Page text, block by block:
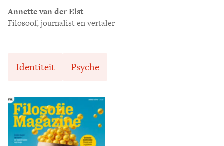
Annette van der Elst
Filosoof, journalist en vertaler
Identiteit Psyche